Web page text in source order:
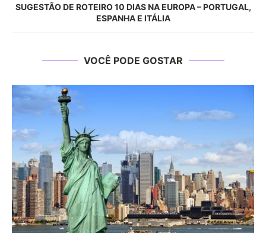
SUGESTÃO DE ROTEIRO 10 DIAS NA EUROPA – PORTUGAL,
ESPANHA E ITÁLIA
VOCÊ PODE GOSTAR